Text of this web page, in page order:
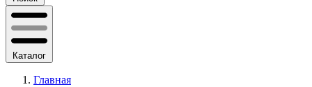
Каталог
Главная